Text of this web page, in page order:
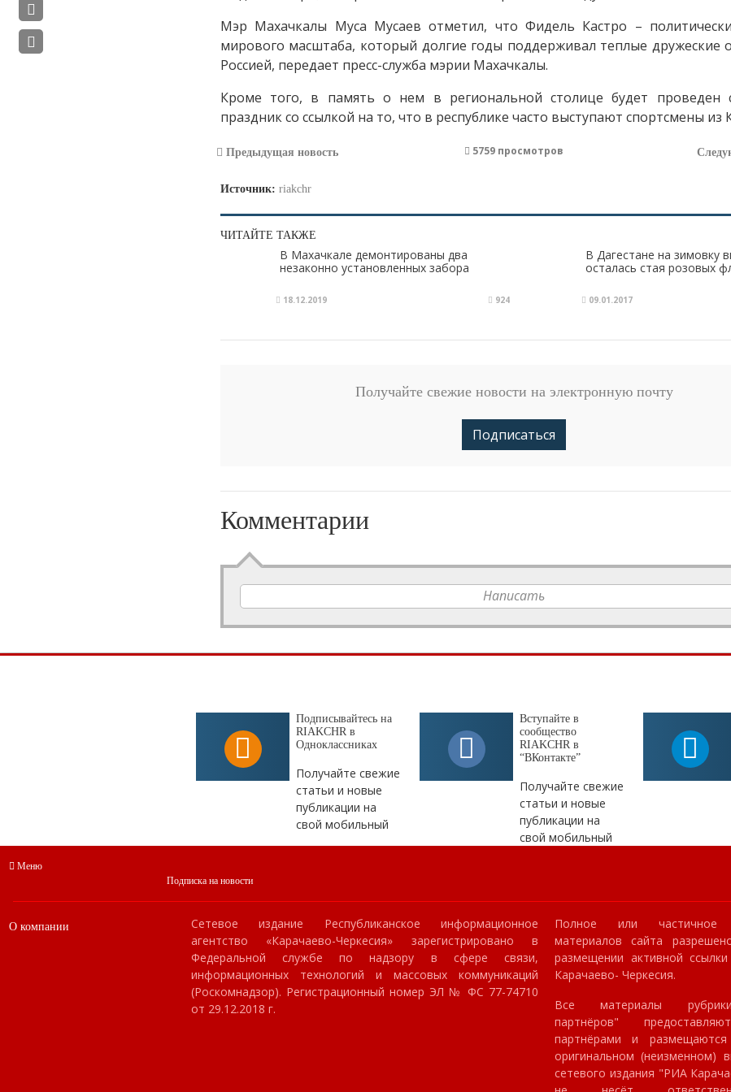
Мэр Махачкалы Муса Мусаев отметил, что Фидель Кастро –
мирового масштаба, который долгие годы поддерживал теплые дружеские
Россией, передает пресс-служба мэрии Махачкалы.
Кроме того, в память о нем в региональной столице будет проведен
праздник со ссылкой на то, что в республике часто выступают спортсмены из
Предыдущая новость 5759 просмотров
Источник: riakchr
ЧИТАЙТЕ ТАКЖЕ
В Махачкале демонтированы два
незаконно установленных забора
18.12.2019 924
В Дагестане на зимовку
осталась стая розовых
09.01.2017
Получайте свежие новости на электронную почту
Подписаться
Комментарии
Написать
Подписывайтесь на
RIAKCHR в
Одноклассниках
Получайте свежие
статьи и новые
публикации на
свой мобильный
Вступайте в
сообщество
RIAKCHR в
“ВКонтакте”
Получайте свежие
статьи и новые
публикации на
свой мобильный
Меню
Подписка на новости
О компании
Сетевое издание Республиканское информационное
агентство «Карачаево-Черкесия» зарегистрировано в
Федеральной службе по надзору в сфере связи,
информационных технологий и массовых коммуникаций
(Роскомнадзор). Регистрационный номер ЭЛ № ФС 77-74710
от 29.12.2018 г.
Полное или частичное
материалов сайта
размещении активной
Карачаево- Черкесия.
Все материалы
партнёров"
партнёрами и
оригинальном (неизменном)
сетевого издания "РИА